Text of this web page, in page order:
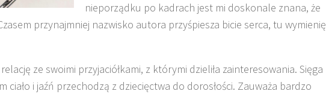
nieporządku po kadrach jest mi doskonale znana, że
przynajmniej nazwisko autora przyśpiesza bicie serca, tu wymienię
ze swoimi przyjaciółkami, z którymi dzieliła zainteresowania. Sięga
i jaźń przechodzą z dziecięctwa do dorosłości. Zauważa bardzo